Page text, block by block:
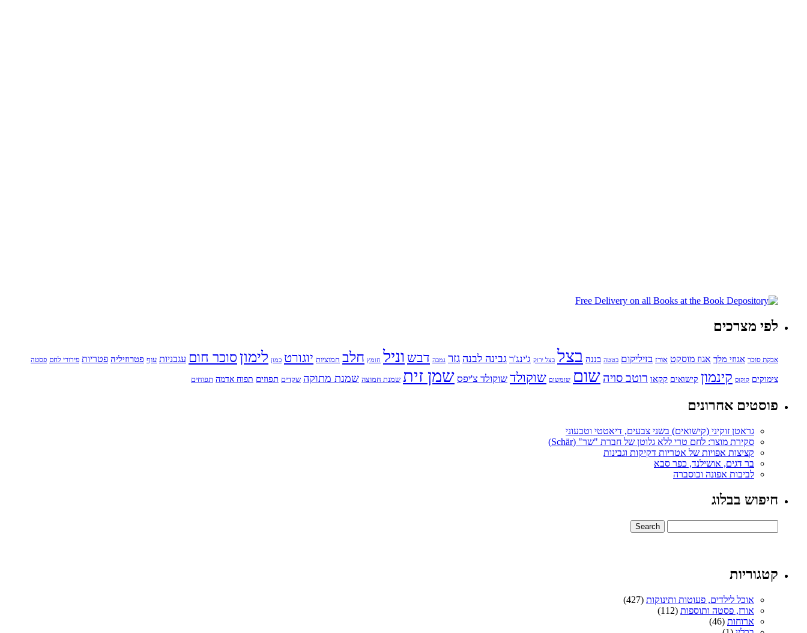
לפי מצרכים
אבקת סוכר אגוזי מלך אגוז מוסקט אורז בזיליקום בטטה בננה בצל בצל ירוק ג'ינג'ר גבינה לבנה גזר גמבה דבש וניל חומץ חלב חמוציות יוגורט כמון לימוןסוכר חום עגבניות עוף פטרוזיליה פטריות פירורי לחם פסטה
צימוקים קוקוס קינמון קישואים קקאו רוטב סויה שום שומשום שוקולד שוקולד צ'יפס שמן זית שמנת חמוצה שמנת מתוקה שקדים תפוזים תפוח אדמה תפוחים
פוסטים אחרונים
גראטן זוקיני (קישואים) בשני צבעים, דיאטטי וטבעוני
סקירת מוצר: לחם טרי ללא גלוטן של חברת "שר" (Schär)
קציצות אפויות של אטריות דקיקות וגבינות
בר דגים, אושילנד, כפר סבא
לביבות אפונה וכוסברה
חיפוש בבלוג
קטגוריות
אוכל לילדים, פעוטות ותינוקות (427)
אורז, פסטה ותוספות (112)
ארוחות (46)